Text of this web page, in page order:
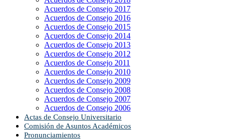
Acuerdos de Consejo 2017
Acuerdos de Consejo 2016
Acuerdos de Consejo 2015
Acuerdos de Consejo 2014
Acuerdos de Consejo 2013
Acuerdos de Consejo 2012
Acuerdos de Consejo 2011
Acuerdos de Consejo 2010
Acuerdos de Consejo 2009
Acuerdos de Consejo 2008
Acuerdos de Consejo 2007
Acuerdos de Consejo 2006
Actas de Consejo Universitario
Comisión de Asuntos Académicos
Pronunciamientos